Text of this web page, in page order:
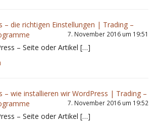
– die richtigen Einstellungen | Trading –
7. November 2016 um 19:51
– Seite oder Artikel […]
– wie installieren wir WordPress | Trading –
7. November 2016 um 19:52
– Seite oder Artikel […]